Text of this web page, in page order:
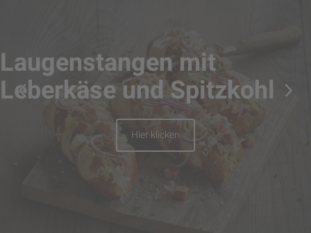
Laugenstangen mit
Leberkäse und Spitzkohl
Hier klicken